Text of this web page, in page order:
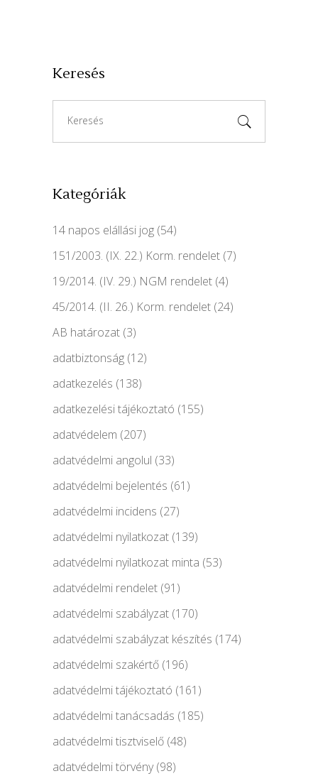
Keresés
for:
Kategóriák
14 napos elállási jog (54)
151/2003. (IX. 22.) Korm. rendelet (7)
19/2014. (IV. 29.) NGM rendelet (4)
45/2014. (II. 26.) Korm. rendelet (24)
AB határozat (3)
adatbiztonság (12)
adatkezelés (138)
adatkezelési tájékoztató (155)
adatvédelem (207)
adatvédelmi angolul (33)
adatvédelmi bejelentés (61)
adatvédelmi incidens (27)
adatvédelmi nyilatkozat (139)
adatvédelmi nyilatkozat minta (53)
adatvédelmi rendelet (91)
adatvédelmi szabályzat (170)
adatvédelmi szabályzat készítés (174)
adatvédelmi szakértő (196)
adatvédelmi tájékoztató (161)
adatvédelmi tanácsadás (185)
adatvédelmi tisztviselő (48)
adatvédelmi törvény(98)